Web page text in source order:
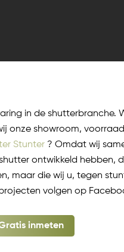
in de shutterbranche.
onze showroom,
Stunter ? Omdat wij
ontwikkeld hebben,
maar die wij u, tegen
volgen op
inmeten